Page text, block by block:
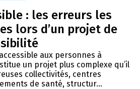
: les erreurs les
lors d’un projet de
aux personnes à
un projet plus complexe qu’il
collectivités, centres
de santé, structur...